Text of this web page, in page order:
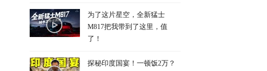
为了这片星空，全新猛士
M817把我带到了这里，值
了！
探秘印度国宴！一顿饭2万？